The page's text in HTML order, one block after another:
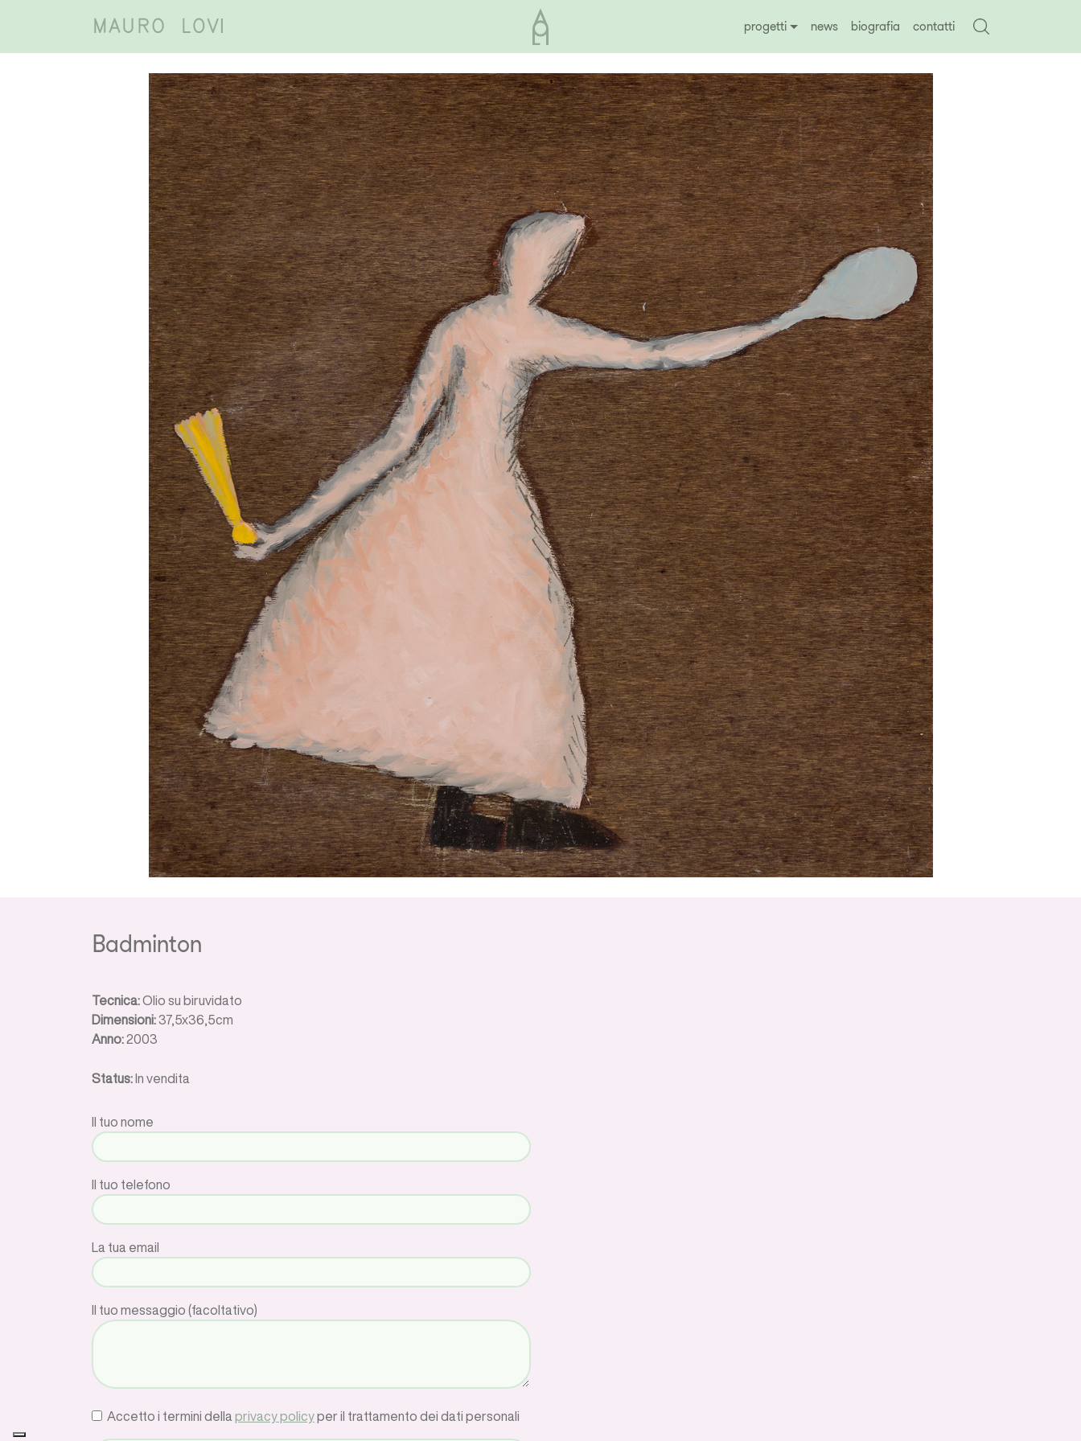
progetti news biografia contatti
Badminton
Tecnica:Olio su biruvidato
Dimensioni:37,5x36,5cm
Anno: 2003
Status: In vendita
Il tuo nome
Il tuo telefono
La tua email
Il tuo messaggio (facoltativo)
Accetto i termini della privacy policyper il trattamento dei dati personali